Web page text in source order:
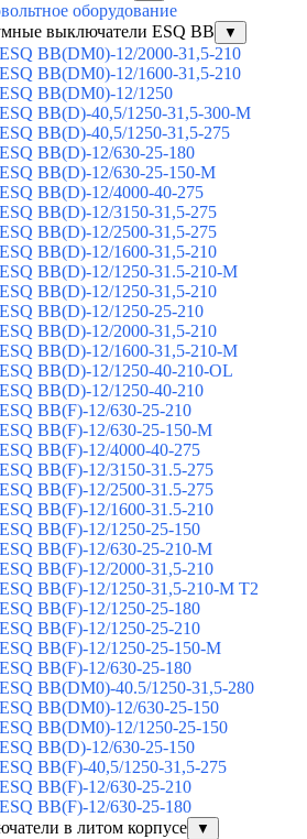
оборудование
выключатели ESQ BB
▼
ESQ ВВ(DM0)-12/2000-31,5-210
ESQ ВВ(DM0)-12/1600-31,5-210
ESQ ВВ(DM0)-12/1250
ESQ ВВ(D)-40,5/1250-31,5-300-М
ESQ ВВ(D)-40,5/1250-31,5-275
ESQ ВВ(D)-12/630-25-180
ESQ ВВ(D)-12/630-25-150-М
ESQ ВВ(D)-12/4000-40-275
ESQ ВВ(D)-12/3150-31,5-275
ESQ ВВ(D)-12/2500-31,5-275
ESQ ВВ(D)-12/1600-31,5-210
ESQ ВВ(D)-12/1250-31.5-210-М
ESQ ВВ(D)-12/1250-31,5-210
ESQ ВВ(D)-12/1250-25-210
ESQ BB(D)-12/2000-31,5-210
ESQ BB(D)-12/1600-31,5-210-М
ESQ BB(D)-12/1250-40-210-OL
ESQ BB(D)-12/1250-40-210
ESQ ВВ(F)-12/630-25-210
ESQ ВВ(F)-12/630-25-150-М
ESQ ВВ(F)-12/4000-40-275
ESQ ВВ(F)-12/3150-31.5-275
ESQ ВВ(F)-12/2500-31.5-275
ESQ ВВ(F)-12/1600-31.5-210
ESQ ВВ(F)-12/1250-25-150
ESQ BB(F)-12/630-25-210-М
ESQ BB(F)-12/2000-31,5-210
ESQ BB(F)-12/1250-31,5-210-М T2
ESQ BB(F)-12/1250-25-180
ESQ ВВ(F)-12/1250-25-210
ESQ ВВ(F)-12/1250-25-150-М
ESQ BB(F)-12/630-25-180
ESQ ВВ(DM0)-40.5/1250-31,5-280
ESQ ВВ(DM0)-12/630-25-150
ESQ ВВ(DM0)-12/1250-25-150
ESQ BB(D)-12/630-25-150
ESQ ВВ(F)-40,5/1250-31,5-275
ESQ ВВ(F)-12/630-25-210
ESQ ВВ(F)-12/630-25-180
в литом корпусе
▼